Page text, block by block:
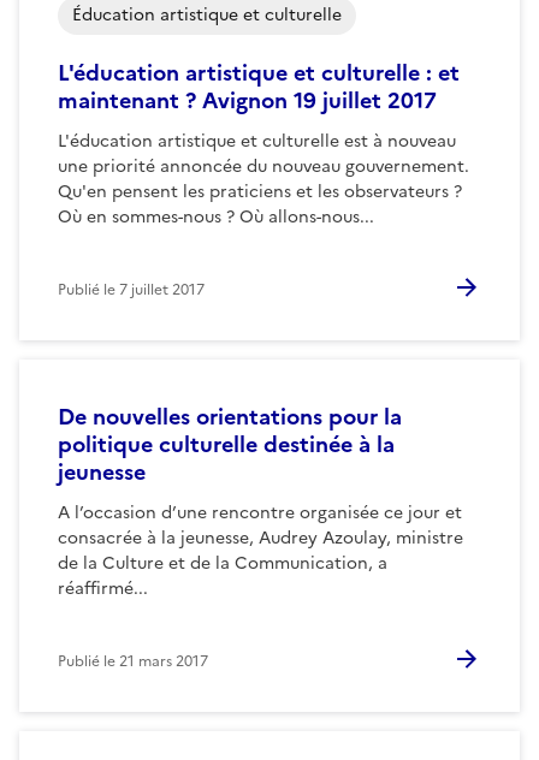
L'éducation artistique et culturelle : et
maintenant ? Avignon 19 juillet 2017
L'éducation artistique et culturelle est à nouveau
une priorité annoncée du nouveau gouvernement.
Qu'en pensent les praticiens et les observateurs ?
Où en sommes-nous ? Où allons-nous...
Éducation artistique et culturelle
Publié le7 juillet 2017
De nouvelles orientations pour la
politique culturelle destinée à la
jeunesse
A l’occasion d’une rencontre organisée ce jour et
consacrée à la jeunesse, Audrey Azoulay, ministre
de la Culture et de la Communication, a
réaffirmé...
Publié le21 mars 2017